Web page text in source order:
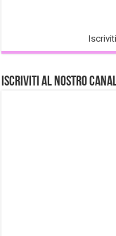
Iscriviti al nostro